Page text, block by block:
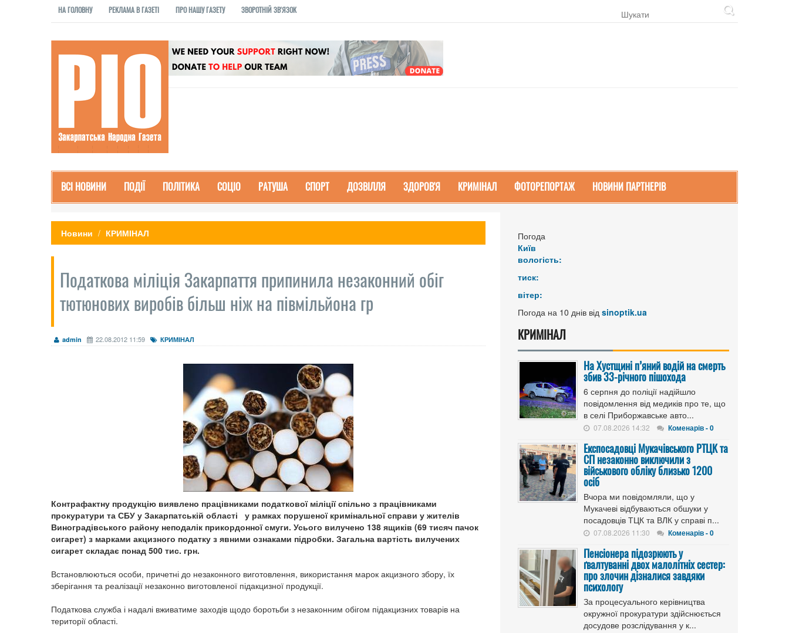
НА ГОЛОВНУ РЕКЛАМА В ГАЗЕТІ ПРО НАШУ ГАЗЕТУ ЗВОРОТНІЙ ЗВ'ЯЗОК
ВСІ НОВИНИ ПОДІЇ ПОЛІТИКА СОЦІО РАТУША СПОРТ ДОЗВІЛЛЯ ЗДОРОВ'Я КРИМІНАЛ ФОТОРЕПОРТАЖ НОВИНИ ПАРТНЕРІВ
Новини КРИМІНАЛ
Податкова міліція Закарпаття припинила незаконний обіг
тютюнових виробів більш ніж на півмільйона гр
admin 22.08.2012 11:59 КРИМІНАЛ
Контрафактну продукцію виявлено працівниками податкової міліції спільно з працівниками
прокуратури та СБУ у Закарпатській області у рамках порушеної кримінальної справи у жителів
Виноградівського району неподалік прикордонної смуги. Усього вилучено 138 ящиків (69 тисяч пачок
сигарет) з марками акцизного податку з явними ознаками підробки. Загальна вартість вилучених
сигарет складає понад 500 тис. грн.
Встановлюються особи, причетні до незаконного виготовлення, використання марок акцизного збору, їх
зберігання та реалізації незаконно виготовленої підакцизної продукції.
Податкова служба і надалі вживатиме заходів щодо боротьби з незаконним обігом підакцизних товарів на
території області.
Погода
Київ
вологість:
тиск:
вітер:
Погода на 10 днів від sinoptik.ua
КРИМІНАЛ
На Хустщині п’яний водій на смерть
збив 33-річного пішохода
6 серпня до поліції надійшло
повідомлення від медиків про те, що
в селі Приборжавське авто...
07.08.2026 14:32 Коменарів - 0
Експосадовці Мукачівського РТЦК та
СП незаконно виключили з
військового обліку близько 1200
осіб
Вчора ми повідомляли, що у
Мукачеві відбуваються обшуки у
посадовців ТЦК та ВЛК у справі п...
07.08.2026 11:30 Коменарів - 0
Пенсіонера підозрюють у
ґвалтуванні двох малолітніх сестер:
про злочин дізналися завдяки
психологу
За процесуального керівництва
окружної прокуратури здійснюється
досудове розслідування у к...